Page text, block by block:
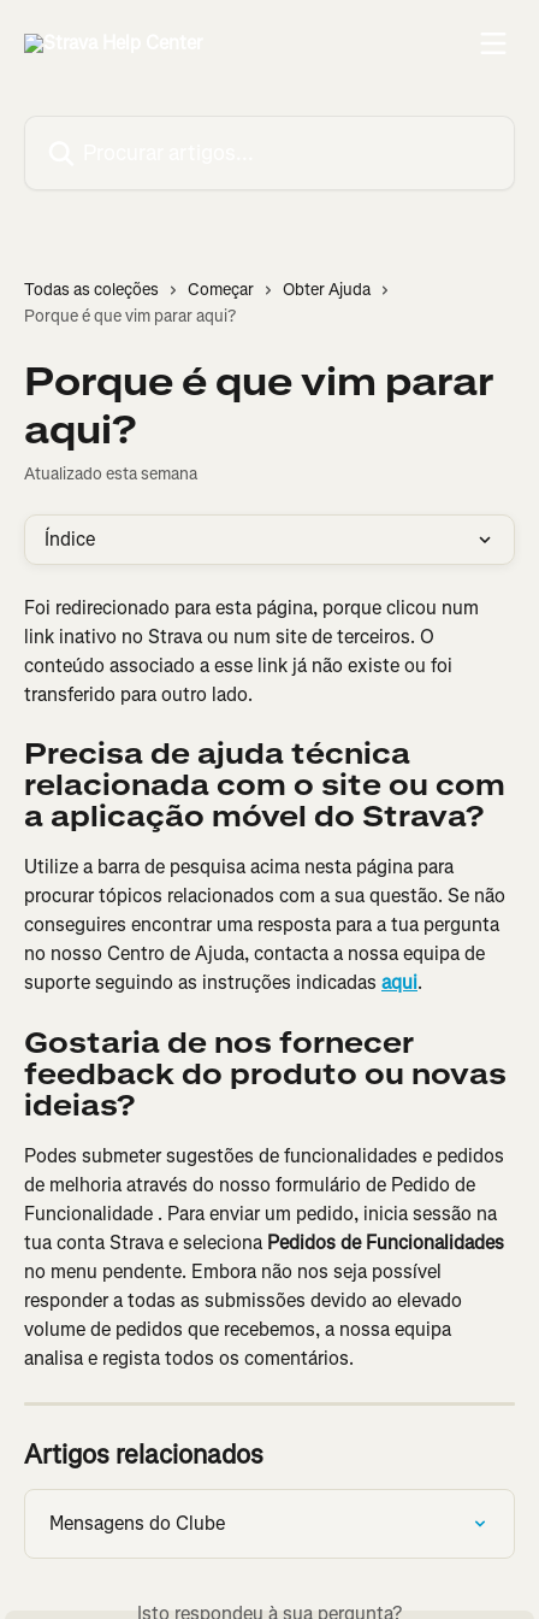
Todas as coleções Começar
Obter Ajuda
Porque é que vim parar aqui?
Porque é que vim parar
aqui?
Atualizado esta semana
Índice
Foi redirecionado para esta página, porque clicou num
link inativo no Strava ou num site de terceiros. O
conteúdo associado a esse link já não existe ou foi
transferido para outro lado.
Precisa de ajuda técnica
relacionada com o site ou com
a aplicação móvel do Strava?
Utilize a barra de pesquisa acima nesta página para
procurar tópicos relacionados com a sua questão. Se não
conseguires encontrar uma resposta para a tua pergunta
no nosso Centro de Ajuda, contacta a nossa equipa de
suporte seguindo as instruções indicadas aqui.
Gostaria de nos fornecer
feedback do produto ou novas
ideias?
Podes submeter sugestões de funcionalidades e pedidos
de melhoria através do nosso formulário de Pedido de
Funcionalidade . Para enviar um pedido, inicia sessão na
tua conta Strava e seleciona Pedidos de Funcionalidades
no menu pendente. Embora não nos seja possível
responder a todas as submissões devido ao elevado
volume de pedidos que recebemos, a nossa equipa
analisa e regista todos os comentários.
Artigos relacionados
Mensagens do Clube
Isto respondeu à sua pergunta?